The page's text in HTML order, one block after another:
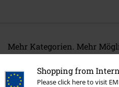
Shopping from
Please click here to visit
Mehr Kategorien. Mehr
Sale % Medien CDs